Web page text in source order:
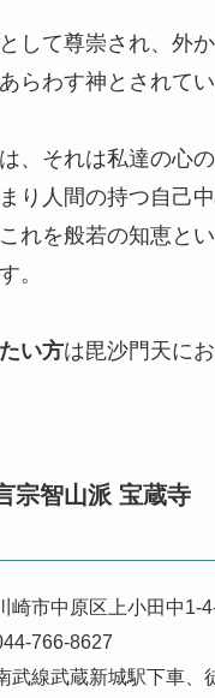
して尊崇され、外
らわす神とされてい
、それは私達の心
り人間の持つ自己
れを般若の知恵と
。
い方は毘沙門天に
宗智山派 宝蔵寺
崎市中原区上小田中1-
766-8627
武線武蔵新城駅下車、